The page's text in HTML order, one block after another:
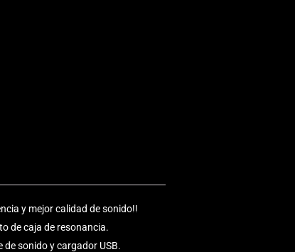
y mejor calidad de sonido!!
de caja de resonancia.
sonido y cargador USB.